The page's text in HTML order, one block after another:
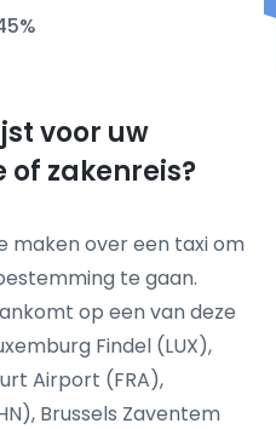
voor uw
zakenreis?
maken over een taxi om
te gaan.
op een van deze
Findel (LUX),
Airport (FRA),
Brussels Zaventem